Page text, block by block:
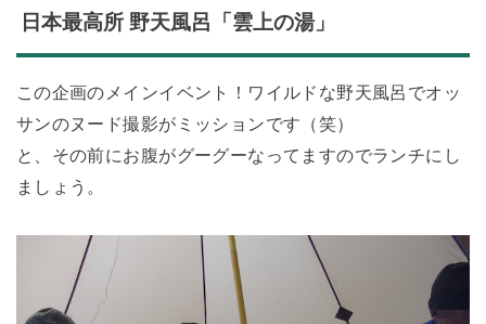
日本最高所 野天風呂「雲上の湯」
この企画のメインイベント！ワイルドな野天風呂でオッ
サンのヌード撮影がミッションです（笑）
と、その前にお腹がグーグーなってますのでランチにし
ましょう。